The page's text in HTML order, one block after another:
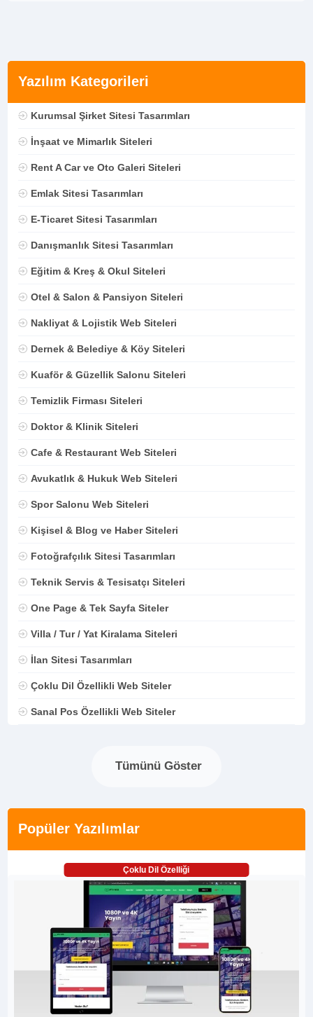
Yazılım Kategorileri
Kurumsal Şirket Sitesi Tasarımları
İnşaat ve Mimarlık Siteleri
Rent A Car ve Oto Galeri Siteleri
Emlak Sitesi Tasarımları
E-Ticaret Sitesi Tasarımları
Danışmanlık Sitesi Tasarımları
Eğitim & Kreş & Okul Siteleri
Otel & Salon & Pansiyon Siteleri
Nakliyat & Lojistik Web Siteleri
Dernek & Belediye & Köy Siteleri
Kuaför & Güzellik Salonu Siteleri
Temizlik Firması Siteleri
Doktor & Klinik Siteleri
Cafe & Restaurant Web Siteleri
Avukatlık & Hukuk Web Siteleri
Spor Salonu Web Siteleri
Kişisel & Blog ve Haber Siteleri
Fotoğrafçılık Sitesi Tasarımları
Teknik Servis & Tesisatçı Siteleri
One Page & Tek Sayfa Siteler
Villa / Tur / Yat Kiralama Siteleri
İlan Sitesi Tasarımları
Çoklu Dil Özellikli Web Siteler
Sanal Pos Özellikli Web Siteler
Tümünü Göster
Popüler Yazılımlar
Çoklu Dil Özelliği